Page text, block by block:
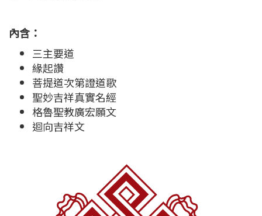
內含：
三主要道
緣起讚
菩提道次第證道歌
聖妙吉祥真實名經
格魯聖教廣宏願文
迴向吉祥文